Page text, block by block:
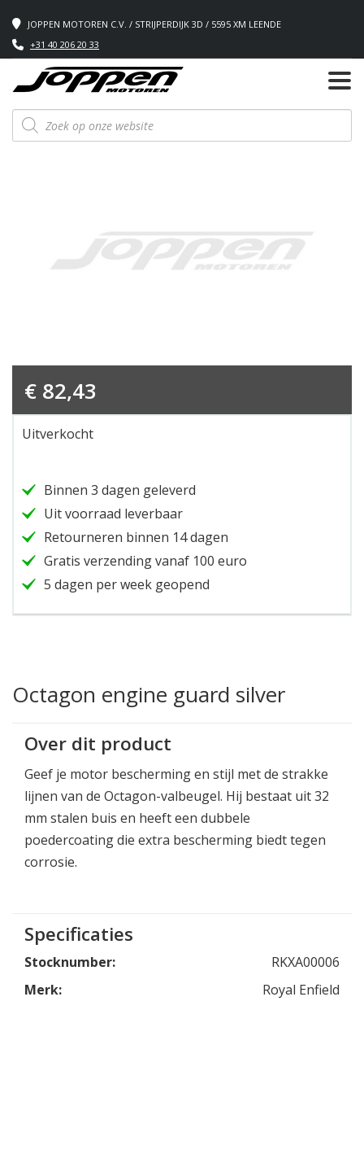
JOPPEN MOTOREN C.V. / STRIJPERDIJK 3D / 5595 XM LEENDE
+31 40 206 20 33
Producten
zoeken
Octagon engine guard silver
Over dit product
Geef je motor bescherming en stijl met de strakke
lijnen van de Octagon-valbeugel. Hij bestaat uit 32
mm stalen buis en heeft een dubbele
poedercoating die extra bescherming biedt tegen
corrosie.
Specificaties
Stocknumber:
RKXA00006
Merk:
Royal Enfield
€ 82,43
Uitverkocht
Binnen 3 dagen geleverd
Uit voorraad leverbaar
Retourneren binnen 14 dagen
Gratis verzending vanaf 100 euro
5 dagen per week geopend